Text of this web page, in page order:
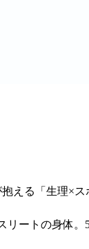
える「生理×
ートの身体